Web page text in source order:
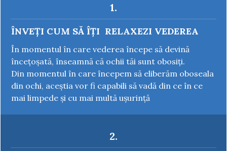
1.
ÎNVEȚI CUM SĂ ÎȚI RELAXEZI VEDEREA
În momentul în care vederea începe să devină
încețoșată, înseamnă că ochii tăi sunt obosiți.
Din momentul în care începem să eliberăm oboseala
din ochi, aceștia vor fi capabili să vadă din ce în ce
mai limpede și cu mai multă ușurință
2.